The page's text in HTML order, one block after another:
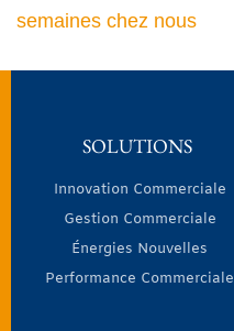
semaines chez nous
SOLUTIONS
Innovation Commerciale
Gestion Commerciale
Énergies Nouvelles
Performance Commerciale